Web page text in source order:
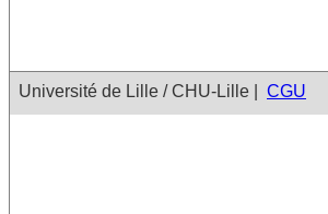
Université de Lille / CHU-Lille | CGU